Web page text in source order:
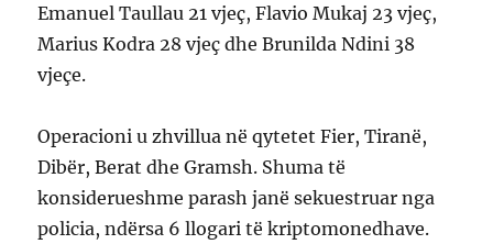
Emanuel Taullau 21 vjeç, ⁠Flavio Mukaj 23 vjeç,
⁠Marius Kodra 28 vjeç dhe Brunilda Ndini 38
vjeçe.
Operacioni u zhvillua në qytetet Fier, Tiranë,
Dibër, Berat dhe Gramsh. Shuma të
konsiderueshme parash janë sekuestruar nga
policia, ndërsa 6 llogari të kriptomonedhave.